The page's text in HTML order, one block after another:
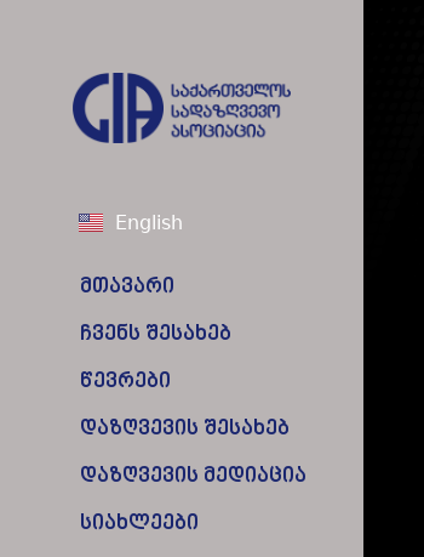
English
მთავარი
ჩვენს შესახებ
წევრები
დაზღვევის შესახებ
დაზღვევის მედიაცია
სიახლეები